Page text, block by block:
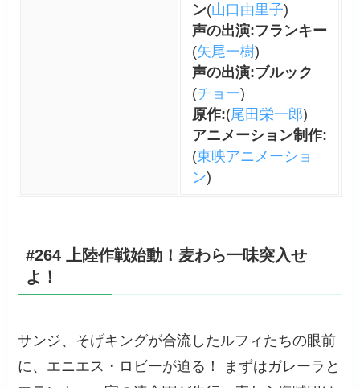
でした。あんなに弱々しい姿
がこうしてたくましく成長し
た姿はビックリしました。
海をウォーターセブンを出る
前にアニオリのエピソードが
挟まれて愉快なストーリーが
展開されて戦いの休息が見れ
て面白かったです。新たな
間のフランキーと共に新たな
溢れる船出はいつ見ても晴れ
みんなの感想やネタバレを見る
ン(山口由里子)
声の出演:フランキー
(矢尾一樹)
声の出演:ブルック
(チョー)
原作:(尾田栄一郎)
アニメーション制作:
(東映アニメーショ
ン)
#264 上陸作戦始動！麦わら一味突入せ
よ！
サンジ、そげキングが合流したルフィたちの眼前
に、エニエス・ロビーが迫る！ まずはガレーラと